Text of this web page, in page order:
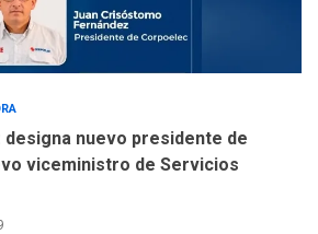
designa nuevo presidente de
viceministro de Servicios